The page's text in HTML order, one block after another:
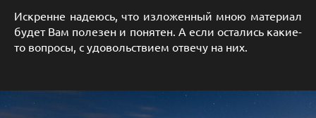
Искренне надеюсь, что изложенный мною материал
будет Вам полезен и понятен. А если остались какие-
то вопросы, с удовольствием отвечу на них.